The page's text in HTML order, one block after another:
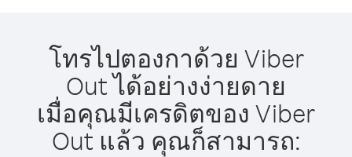
โทรไปตองกาด้วย Viber
Out ได้อย่างง่ายดาย
เมื่อคุณมีเครดิตของ Viber
Out แล้ว คุณก็สามารถ: